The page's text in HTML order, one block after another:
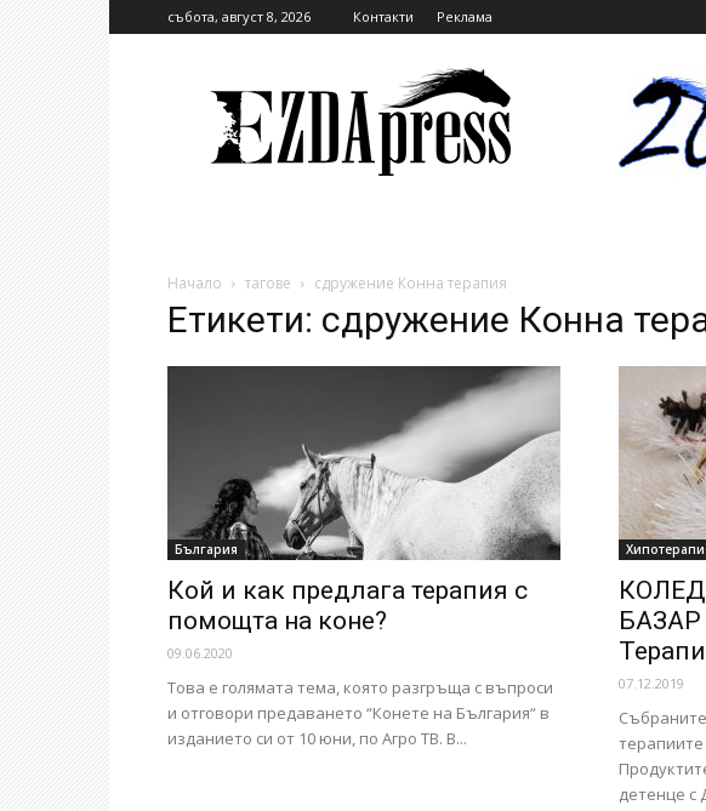
събота, август 8, 2026 Контакти Реклама
Начало тагове сдружение Конна терапия
Етикети: сдружение Конна
България
Кой и как предлага терапия с
помощта на коне?
09.06.2020
Това е голямата тема, която разгръща с въпроси
и отговори предаването “Конете на България“ в
изданието си от 10 юни, по Агро ТВ. В...
БАЗАР
07.12.2019
детенце с